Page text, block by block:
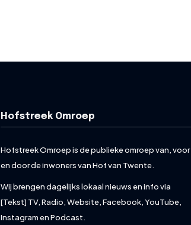
Hofstreek Omroep
Hofstreek Omroep is de publieke omroep van, voor
en door de inwoners van Hof van Twente.
Wij brengen dagelijks lokaal nieuws en info via
[Tekst] TV, Radio, Website, Facebook, YouTube,
Instagram en Podcast.